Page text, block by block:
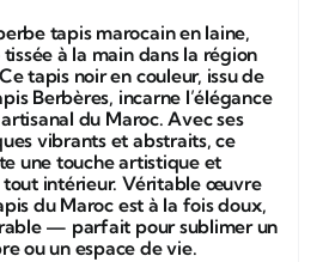
tapis marocain en laine,
à la main dans la région
tapis noir en couleur, issu de
Berbères, incarne l’élégance
du Maroc. Avec ses
vibrants et abstraits, ce
une touche artistique et
tout intérieur. Véritable œuvre
du Maroc est à la fois doux,
— parfait pour sublimer un
ou un espace de vie.